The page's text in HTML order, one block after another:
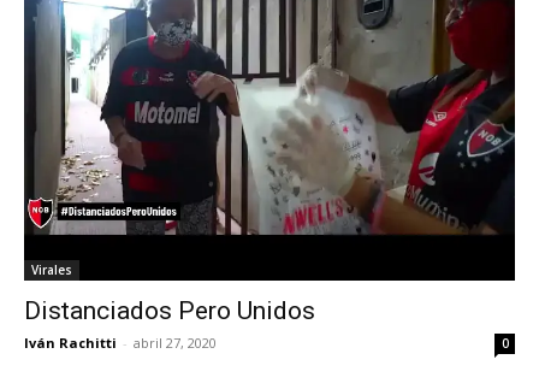
Virales
Distanciados Pero Unidos
Iván Rachitti - abril 27, 2020 0